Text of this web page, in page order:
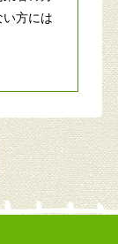
方には